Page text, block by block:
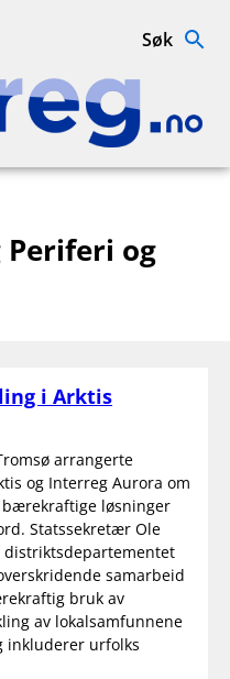
Søk
og
i Arktis
arrangerte
og Interreg Aurora om
løsninger
Statssekretær Ole
distriktsdepartementet
samarbeid
bruk av
av lokalsamfunnene
inkluderer urfolks